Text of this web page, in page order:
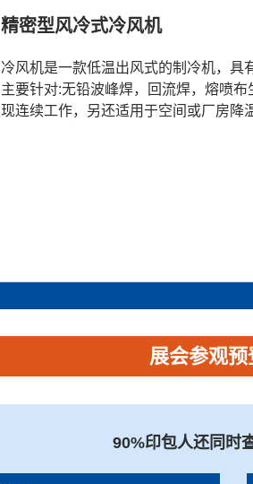
精密型风冷式冷风机
冷风机是一款低温出风式的制冷机，具
主要针对:无铅波峰焊，回流焊，熔喷
现连续工作，另还适用于空间或厂房降
展会参观预
90%印包人还同时